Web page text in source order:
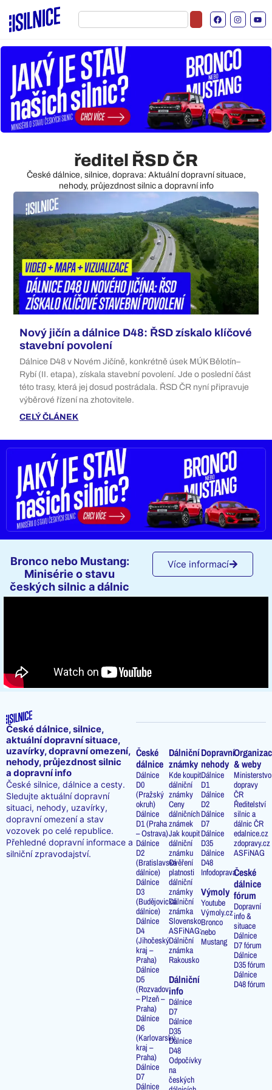
ředitel ŘSD ČR
České dálnice, silnice, doprava: Aktuální dopravní situace,
nehody, průjezdnost silnic a dopravní info
Nový jičín a dálnice D48: ŘSD získalo klíčové
stavební povolení
Dálnice D48 v Novém Jičíně, konkrétně úsek MÚK Bělotín–
Rybí (II. etapa), získala stavební povolení. Jde o poslední část
této trasy, která jej dosud postrádala. ŘSD ČR nyní připravuje
výběrové řízení na zhotovitele.
CELÝ ČLÁNEK
Bronco nebo Mustang:
Minisérie o stavu
českých silnic a dálnic
Více informací
České dálnice, silnice,
aktuální dopravní situace,
uzavírky, dopravní omezení,
nehody, průjezdnost silnic
a dopravní info
České silnice, dálnice a cesty.
Sledujte aktuální dopravní
situaci, nehody, uzavírky,
dopravní omezení a stav
vozovek po celé republice.
Přehledné dopravní informace a
silniční zpravodajství.
České
dálnice
Dálnice
D0
(Pražský
okruh)
Dálnice
D1 (Praha
– Ostrava)
Dálnice
D2
(Bratislavská
dálnice)
Dálnice
D3
(Budějovická
dálnice)
Dálnice
D4
(Jihočeský
kraj –
Praha)
Dálnice
D5
(Rozvadov
– Plzeň –
Praha)
Dálnice
D6
(Karlovarský
kraj –
Praha)
Dálnice
D7
Dálnice
Dálniční
známky
Kde koupit
dálniční
známky
Ceny
dálničních
známek
Jak koupit
dálniční
známku
Ověření
platnosti
dálniční
známky
Dálniční
známka
Slovensko
ASFiNAG:
Dálniční
známka
Rakousko
Dálniční
info
Dálnice
D7
Dálnice
D35
Dálnice
D48
Odpočívky
na
českých
Dopravní
nehody
Dálnice
D1
Dálnice
D2
Dálnice
D7
Dálnice
D35
Dálnice
D48
Infodoprava
Výmoly
Youtube
Výmoly.cz
Bronco
nebo
Mustang
& weby
Ministerstvo
dopravy
ČR
Ředitelství
silnic a
dálnic ČR
edalnice.cz
zdopravy.cz
ASFiNAG
České
dálnice
fórum
Dopravní
info &
situace
Dálnice
D7 fórum
Dálnice
D35 fórum
Dálnice
D48 fórum